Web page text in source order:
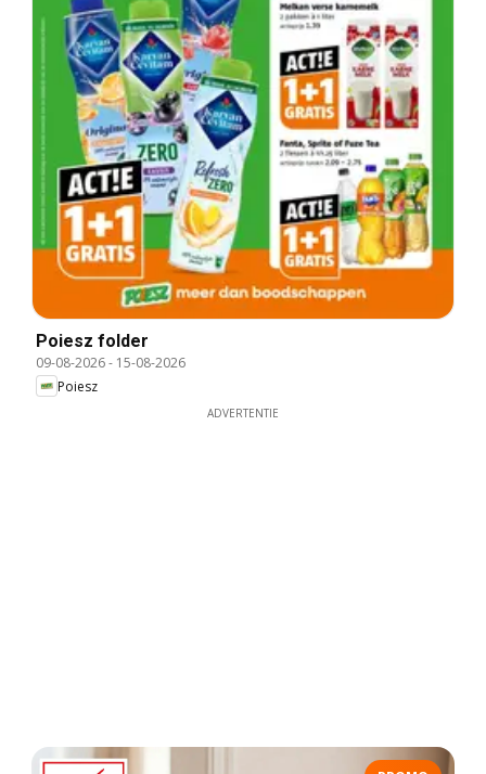
Poiesz folder
09-08-2026- 15-08-2026
Poiesz
ADVERTENTIE